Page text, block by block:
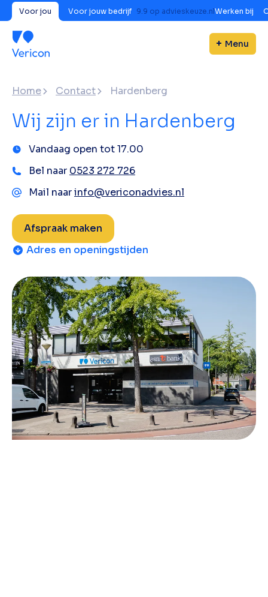
Voor jou Voor jouw bedrijf 9.9 op advieskeuze.nlWerken bij
Menu
Home Contact Hardenberg
Wij zijn er in Hardenberg
Vandaag open tot 17.00
Bel naar 0523 272 726
Mail naarinfo@vericonadvies.nl
Afspraak maken
Adres en openingstijden